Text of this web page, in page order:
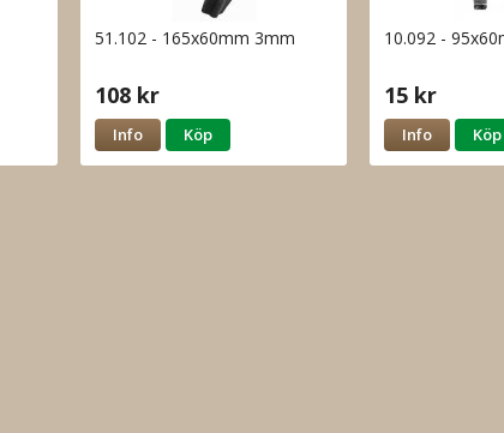
51.102 - 165x60mm 3mm
108 kr
Info Köp
10.092 -
15 kr
Info Köp